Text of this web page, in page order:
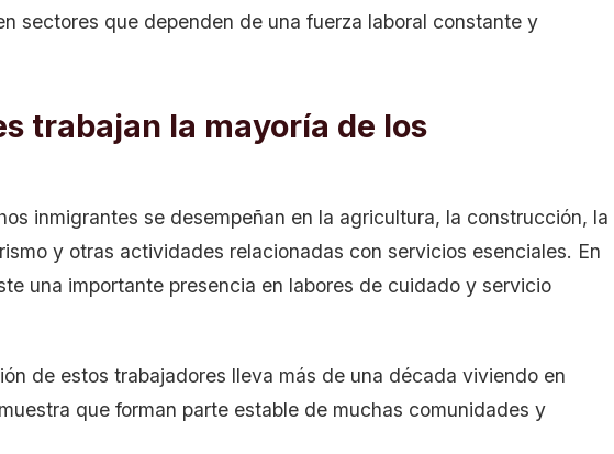
sectores que dependen de una fuerza laboral constante y
trabajan la mayoría de los
inmigrantes se desempeñan en la agricultura, la construcción, la
y otras actividades relacionadas con servicios esenciales. En
una importante presencia en labores de cuidado y servicio
de estos trabajadores lleva más de una década viviendo en
que forman parte estable de muchas comunidades y